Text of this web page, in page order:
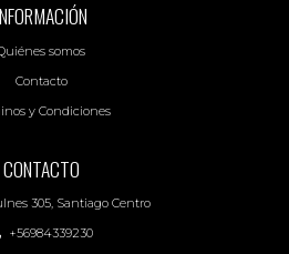
somos
Contacto
y Condiciones
CONTACTO
305, Santiago Centro
+56984339230